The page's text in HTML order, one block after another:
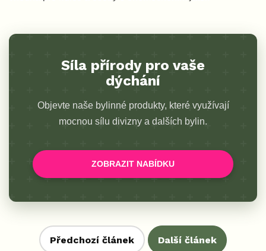
Síla přírody pro vaše
dýchání
Objevte naše bylinné produkty, které využívají
mocnou sílu divizny a dalších bylin.
ZOBRAZIT NABÍDKU
Předchozí článek Další článek